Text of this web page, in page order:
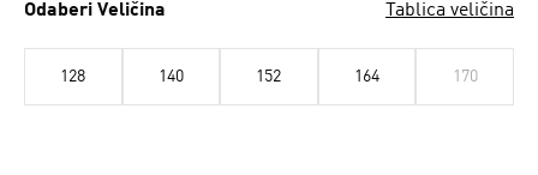
Odaberi Veličina Tablica veličina
128 140 152 164 170